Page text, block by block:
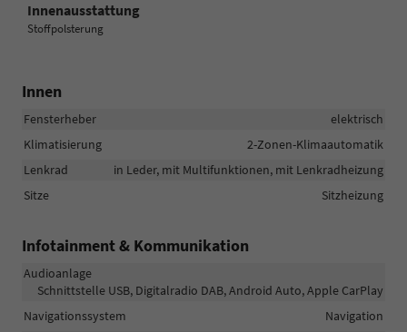
Innenausstattung
Stoffpolsterung
Innen
Fensterheber
elektrisch
Klimatisierung
2-Zonen-Klimaautomatik
Lenkrad
in Leder, mit Multifunktionen, mit Lenkradheizung
Sitze
Sitzheizung
Infotainment & Kommunikation
Audioanlage
Schnittstelle USB, Digitalradio DAB, Android Auto, Apple CarPlay
Navigationssystem
Navigation